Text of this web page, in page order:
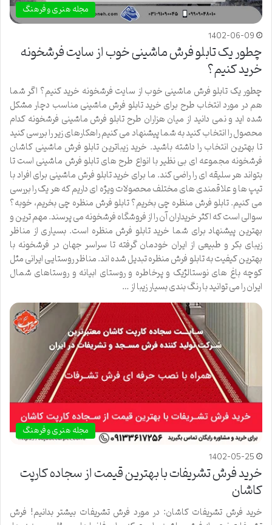
مجله هنری و فرهنگ
1402-06-09
چطور یک تابلو فرش ماشینی خوب از سایت فرشخونه
خرید کنیم؟
چطور یک تابلو فرش ماشینی خوب از سایت فرشخونه خرید کنیم؟ اگر شما
هم در مورد انتخاب طرح برای خرید تابلو فرش ماشینی مناسب دچار مشکل
شده اید و نمی دانید از میان هزاران طرح تابلو فرش ماشینی فرشخونه کدام
محصول را انتخاب کنید به شما پیشنهاد می کنیم راهکارهای زیر را بررسی کنید
تا بهترین انتخاب را داشته باشید. خرید زیباترین تابلو فرش ماشینی کاشان
فرشخونه مجموعه ای بی نظیر با انواع طرح های تابلو فرش ماشینی است تا
بتواند هر سلیقه ای را راضی کند. ما برای خرید تابلو فرش ماشینی برای افراد با
تیپ ها و علاقمندی های مختلف محصولات ویژه ای داریم که هر یک را بررسی
می کنیم. تابلو فرش منظره چی بخریم؟ تابلو فرش منظره چی بخریم، خوبه؟
سوالی است که اکثر خریداران آن را از فروشگاه فرشخونه می پرسند. مهم ترین و
بهترین پیشنهاد برای شما خرید تابلو فرش منظره است. بسیاری از مناظر
زیبای بکر و طبیعی از ایران خودمان گرفته تا سراسر جهان در فرشخونه با
بهترین کیفیت به تابلو فرش منظره تبدیل شده اند. مناظر روستایی ایرانی مثل
کوچه باغ های نوستالژیک و پرخاطره و روستای ابیانه و روستاهای شمال
ایران را می توانید با رنگ بندی بسیار زیبا از …
مجله هنری و فرهنگ
1402-05-25
خرید فرش تشریفات با بهترین قیمت از سجاده کارپت
کاشان
خرید فرش تشریفات کاشان: در مورد فرش تشریفات بیشتر بدانیم! فرش